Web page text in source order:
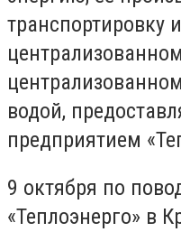
транспортировку
водой,
предприятием
9 октября по
«Теплоэнерго» в